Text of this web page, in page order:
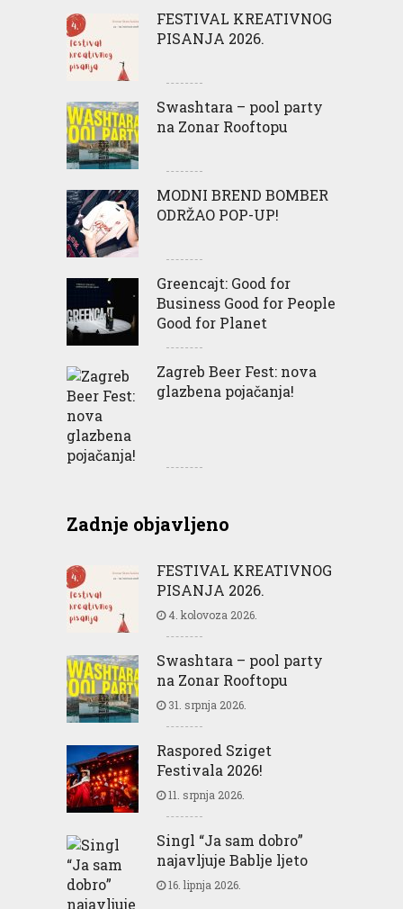
FESTIVAL KREATIVNOG
PISANJA 2026.
Swashtara – pool party
na Zonar Rooftopu
MODNI BREND BOMBER
ODRŽAO POP-UP!
Greencajt: Good for
Business Good for People
Good for Planet
Zagreb Beer Fest: nova
glazbena pojačanja!
Zadnje objavljeno
FESTIVAL KREATIVNOG
PISANJA 2026.
4. kolovoza 2026.
Swashtara – pool party
na Zonar Rooftopu
31. srpnja 2026.
Raspored Sziget
Festivala 2026!
11. srpnja 2026.
Singl “Ja sam dobro”
najavljuje Bablje ljeto
16. lipnja 2026.